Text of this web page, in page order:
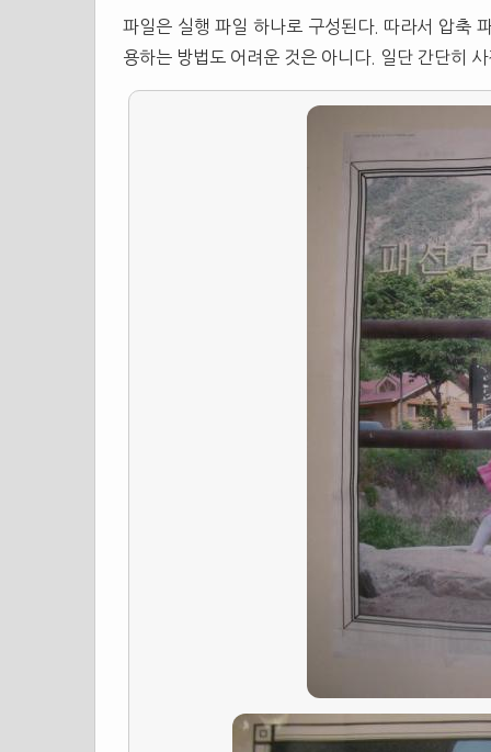
파일은 실행 파일 하나로 구성된다. 따라서 압축
용하는 방법도 어려운 것은 아니다. 일단 간단히